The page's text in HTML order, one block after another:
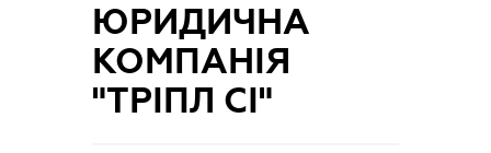
ЮРИДИЧНА
КОМПАНІЯ
"ТРІПЛ СІ"